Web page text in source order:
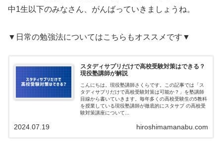
中1生以下のみなさん、がんばっていきましょうね。
▼日常の勉強法についてはこちらもオススメです▼
スタディサプリだけで高校受験対策はできる？
現役塾講師が解説
こんにちは。現役塾講師さくらです。この記事では「ス
タディサプリだけで高校受験対策は可能か？」を塾講師
目線から書いていきます。毎年多くの高校受験生の5教科
を授業している現役塾講師が徹底的にスタサプ の高校受
験対策講座について...
hiroshimamanabu.com
2024.07.19